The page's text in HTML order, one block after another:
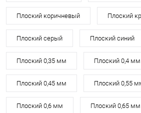
Плоский коричневый Плоский
Плоский серый Плоский синий
Плоский 0,35 мм Плоский 0,4 мм
Плоский 0,45 мм Плоский 0,55
Плоский 0,6 мм Плоский 0,65 мм